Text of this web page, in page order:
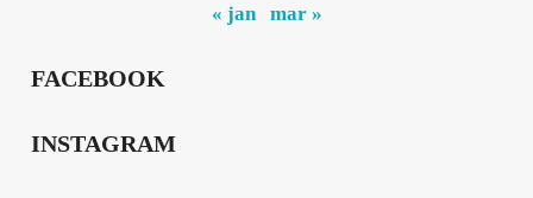
« jan mar »
FACEBOOK
INSTAGRAM